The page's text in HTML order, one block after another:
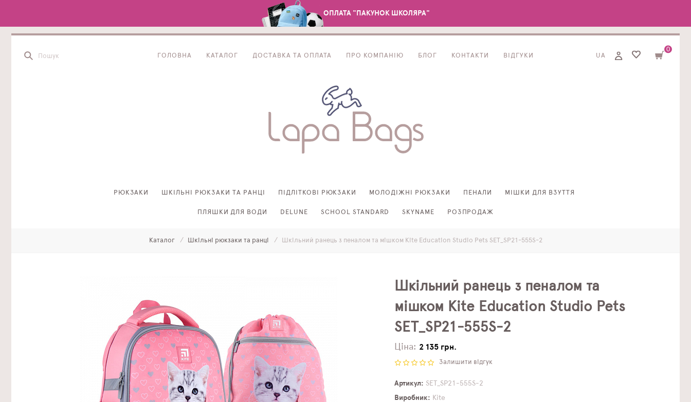
ОПЛАТА "ПАКУНОК ШКОЛЯРА"
ГОЛОВНА КАТАЛОГ ДОСТАВКА ТА ОПЛАТА ПРО КОМПАНІЮ БЛОГ КОНТАКТИ ВІДГУКИ UA
0
РЮКЗАКИ ШКІЛЬНІ РЮКЗАКИ ТА РАНЦІ ПІДЛІТКОВІ РЮКЗАКИ МОЛОДІЖНІ РЮКЗАКИ ПЕНАЛИ МІШКИ ДЛЯ ВЗУТТЯ
ПЛЯШКИ ДЛЯ ВОДИ DELUNE SCHOOL STANDARD SKYNAME РОЗПРОДАЖ
Каталог Шкільні рюкзаки та ранці Шкільний ранець з пеналом та мішком Kite Education Studio Pets SET_SP21-555S-2
Шкільний ранець з пеналом та
мішком Kite Education Studio Pets
SET_SP21-555S-2
Ціна: 2 135 грн.
Залишити відгук
Артикул
SET_SP21-555S-2
Виробник
Kite